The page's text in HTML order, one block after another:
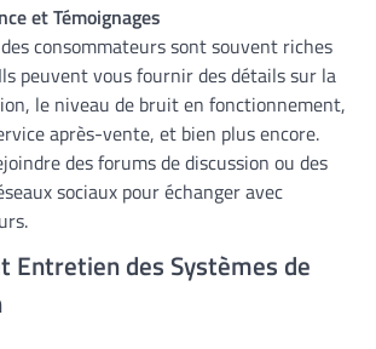
et Témoignages
consommateurs sont souvent riches
peuvent vous fournir des détails sur la
le niveau de bruit en fonctionnement,
après-vente, et bien plus encore.
des forums de discussion ou des
sociaux pour échanger avec
Entretien des Systèmes de